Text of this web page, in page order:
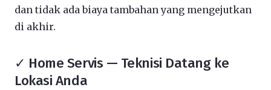
dan tidak ada biaya tambahan yang mengejutkan
di akhir.
✓ Home Servis — Teknisi Datang ke
Lokasi Anda